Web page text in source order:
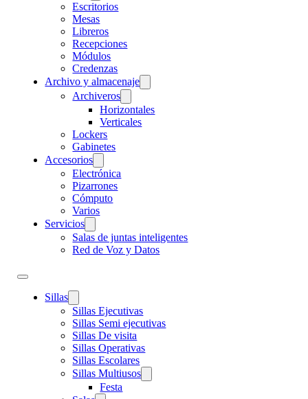
Escritorios
Mesas
Libreros
Recepciones
Módulos
Credenzas
Archivo y almacenaje
Archiveros
Horizontales
Verticales
Lockers
Gabinetes
Accesorios
Electrónica
Pizarrones
Cómputo
Varios
Servicios
Salas de juntas inteligentes
Red de Voz y Datos
Sillas
Sillas Ejecutivas
Sillas Semi ejecutivas
Sillas De visita
Sillas Operativas
Sillas Escolares
Sillas Multiusos
Festa